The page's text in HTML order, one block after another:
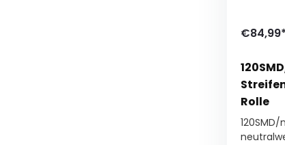
€84,99*
Rolle